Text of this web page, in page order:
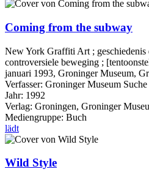
Coming from the subway
New York Graffiti Art ;
controversiele beweging ;
januari 1993, Groninger Museum,
Verfasser: Groninger Museum
Jahr: 1992
Verlag: Groningen, Groninger
Mediengruppe: Buch
lädt
Wild Style